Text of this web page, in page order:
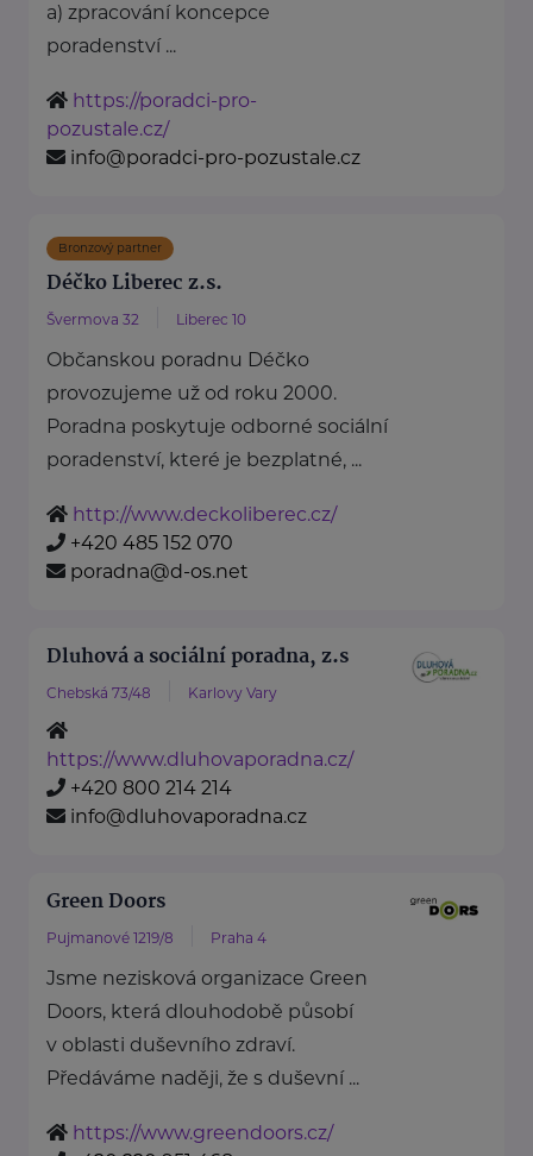
a) zpracování koncepce
poradenství ...
https://poradci-pro-
pozustale.cz/
info@poradci-pro-pozustale.cz
Bronzový partner
Déčko Liberec z.s.
Švermova 32 Liberec 10
Občanskou poradnu Déčko
provozujeme už od roku 2000.
Poradna poskytuje odborné sociální
poradenství, které je bezplatné, ...
http://www.deckoliberec.cz/
+420 485 152 070
poradna@d-os.net
Dluhová a sociální poradna, z.s
Chebská 73/48 Karlovy Vary
https://www.dluhovaporadna.cz/
+420 800 214 214
info@dluhovaporadna.cz
Green Doors
Pujmanové 1219/8 Praha 4
Jsme nezisková organizace Green
Doors, která dlouhodobě působí
v oblasti duševního zdraví.
Předáváme naději, že s duševní ...
https://www.greendoors.cz/